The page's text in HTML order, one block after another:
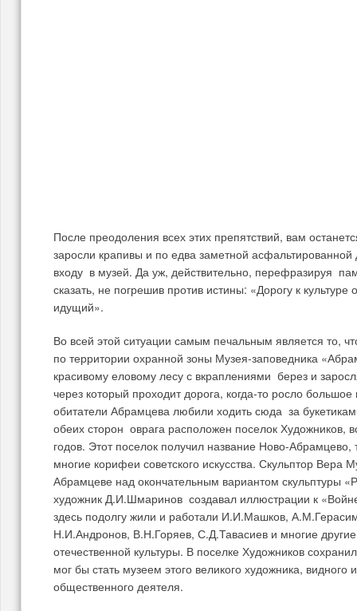
После преодоления всех этих препятствий, вам
заросли крапивы и по едва заметной асфальтированной
входу в музей. Да уж, действительно, перефразируя
сказать, не погрешив против истины: «Дорогу к культуре
идущий».
Во всей этой ситуации самым печальным является то,
по территории охранной зоны Музея-заповедника
красивому еловому лесу с вкраплениями берез и
через который проходит дорога, когда-то росло
обитатели Абрамцева любили ходить сюда за
обеих сторон оврага расположен поселок Художников,
годов. Этот поселок получил название Ново-Абрамцево,
многие корифеи советского искусства. Скульптор Вера
Абрамцеве над окончательным вариантом скульптуры
художник Д.И.Шмаринов создавал иллюстрации к
здесь подолгу жили и работали И.И.Машков,
Н.И.Андронов, В.Н.Горяев, С.Д.Тавасиев и многие
отечественной культуры. В поселке Художников
мог бы стать музеем этого великого художника, видного
общественного деятеля.